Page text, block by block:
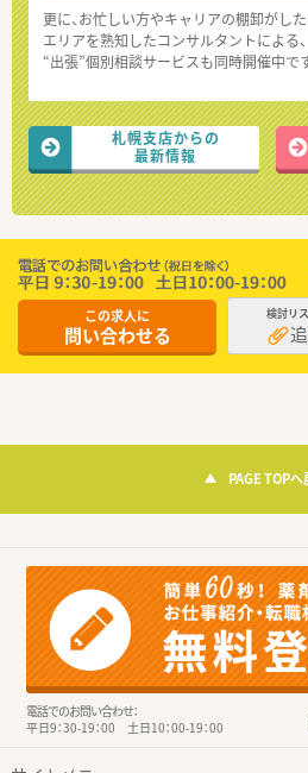
更に、お忙しい方やキャリアの棚卸がし
エリアを熟知したコンサルタントによる、
“出張”個別相談サービスも同時開催中で
札幌支店からの
最新情報
この求人に
問い合わせる
検討リ
PAGE TOPへ
電話でのお問い合わせ：
平日9：30-19：00 土日10：00-19：00